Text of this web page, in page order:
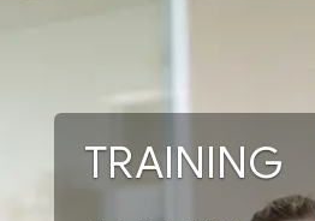
TRAINING